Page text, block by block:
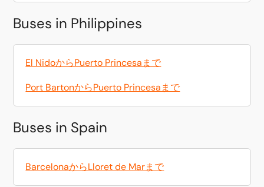
Buses in Philippines
El NidoからPuerto Princesaまで
Port BartonからPuerto Princesaまで
Buses in Spain
BarcelonaからLloret de Marまで